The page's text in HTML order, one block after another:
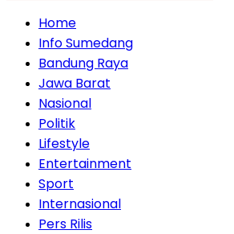
Home
Info Sumedang
Bandung Raya
Jawa Barat
Nasional
Politik
Lifestyle
Entertainment
Sport
Internasional
Pers Rilis